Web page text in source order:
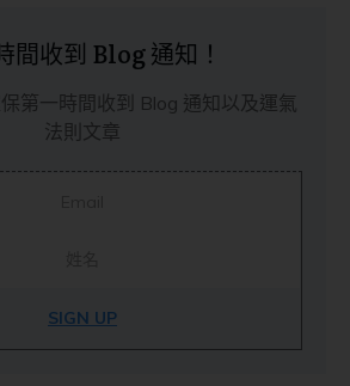
間收到 Blog 通知！
第一時間收到 Blog 通知以及運氣
法則文章
SIGN UP